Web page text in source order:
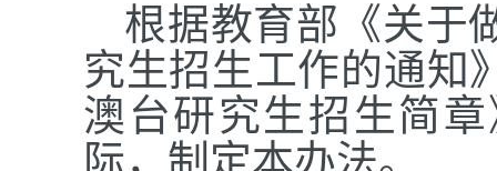
根据教育部《关于
究生招生工作的通知
澳台研究生招生简
际，制定本办法。